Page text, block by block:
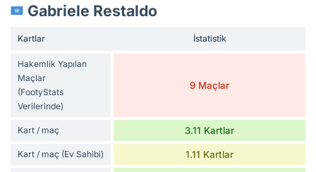
Gabriele Restaldo
Kartlar İstatistik
Hakemlik Yapılan
Maçlar
(FootyStats
Verilerinde)
9 Maçlar
Kart / maç 3.11 Kartlar
Kart / maç (Ev Sahibi) 1.11 Kartlar